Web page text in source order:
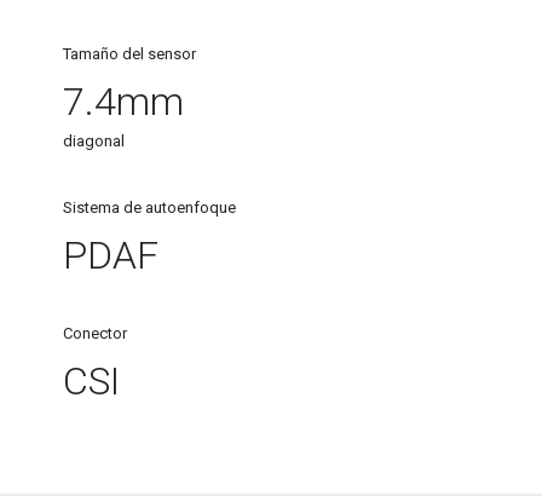
Tamaño del sensor
7.4mm
diagonal
Conector
CSI
Sistema de autoenfoque
PDAF